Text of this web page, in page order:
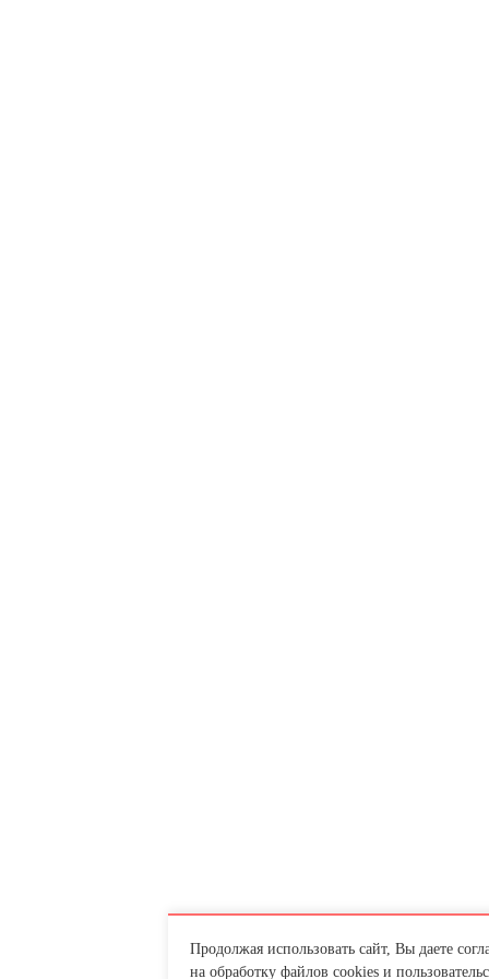
Продолжая использовать сайт, Вы даете
на обработку файлов cookies и